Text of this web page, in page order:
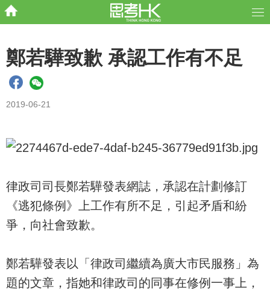
鄭若驊致歉 承認工作有不足
2019-06-21
律政司司長鄭若驊發表網誌，承認在計劃修訂
《逃犯條例》上工作有所不足，引起矛盾和紛
爭，向社會致歉。
鄭若驊發表以「律政司繼續為廣大市民服務」為
題的文章，指她和律政司的同事在修例一事上，